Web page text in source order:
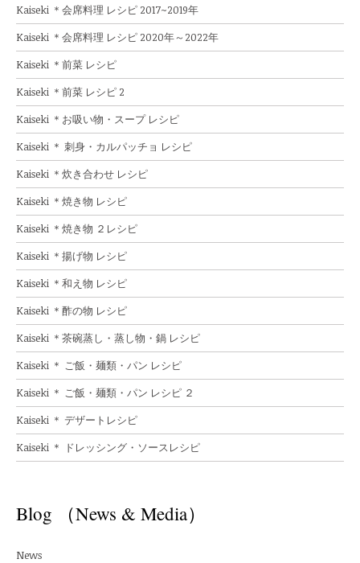
Kaiseki ＊会席料理 レシピ 2017~2019年
Kaiseki ＊会席料理 レシピ 2020年～2022年
Kaiseki ＊前菜 レシピ
Kaiseki ＊前菜 レシピ 2
Kaiseki ＊お吸い物・スープ レシピ
Kaiseki ＊ 刺身・カルパッチョ レシピ
Kaiseki ＊炊き合わせ レシピ
Kaiseki ＊焼き物 レシピ
Kaiseki ＊焼き物 ２レシピ
Kaiseki ＊揚げ物 レシピ
Kaiseki ＊和え物 レシピ
Kaiseki ＊酢の物 レシピ
Kaiseki ＊茶碗蒸し・蒸し物・鍋 レシピ
Kaiseki ＊ ご飯・麺類・パン レシピ
Kaiseki ＊ ご飯・麺類・パン レシピ ２
Kaiseki ＊ デザートレシピ
Kaiseki ＊ ドレッシング・ソースレシピ
Blog （News & Media）
News